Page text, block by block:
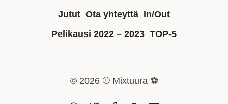
Jutut Ota yhteyttä In/Out
Pelikausi 2022 – 2023 TOP-5
© 2026 ⚾ Mixtuura ⚽